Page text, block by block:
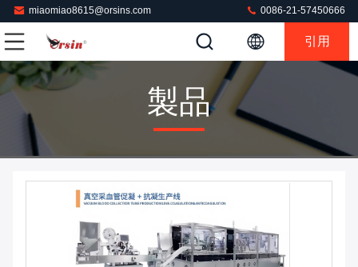
miaomiao8615@orsins.com 0086-21-57450666
引用
製品